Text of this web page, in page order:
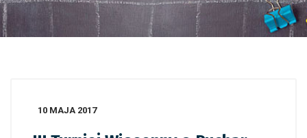
10 MAJA 2017